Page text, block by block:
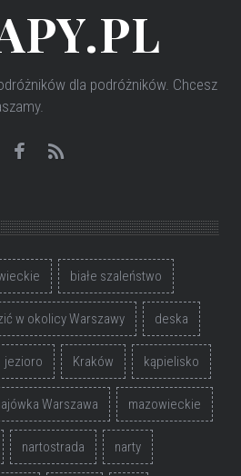
dla podróżników. Chcesz
białe szaleństwo
w okolicy Warszawy deska
jezioro Kraków kąpielisko
Warszawa mazowieckie
nartostrada narty